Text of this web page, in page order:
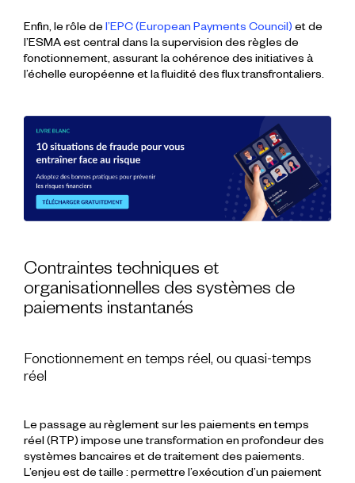
Enfin, le rôle de l’EPC(European Payments Council) et de
l’ESMAest central dans la supervision des règles de
fonctionnement, assurant la cohérence des initiatives à
l’échelle européenne et la fluidité desfluxtransfrontaliers.
Contraintes techniques et
organisationnelles des systèmes de
paiements instantanés
Fonctionnement en temps réel, ou quasi-temps
réel
Le passage au règlement sur les paiements en temps
réel (RTP) impose une transformation en profondeur des
systèmes bancaires et detraitement des paiements.
L’enjeu est de taille : permettre l’exécution d’un paiement